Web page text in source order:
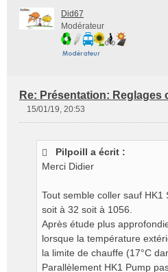
Did67
Modérateur
Re: Présentation: Reglages
15/01/19, 20:53
Pilpoill a écrit :
Merci Didier
Tout semble coller sauf HK1
soit à 32 soit à 1056.
Après étude plus
lorsque la température
la limite de chauffe (17°C
Parallèlement HK1 Pump